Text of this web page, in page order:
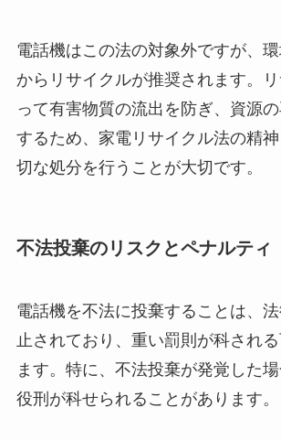
電話機はこの法の対象外ですが、
からリサイクルが推奨されます。
って有害物質の流出を防ぎ、資源
するため、家電リサイクル法の精
切な処分を行うことが大切です。
不法投棄のリスクとペナルティ
電話機を不法に投棄することは、
止されており、重い罰則が科され
ます。特に、不法投棄が発覚した
役刑が科せられることがあります。